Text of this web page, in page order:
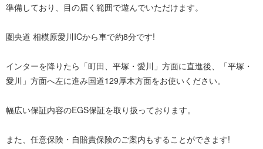
準備しており、目の届く範囲で遊んでいただけます。
圏央道 相模原愛川ICから車で約8分です!
インターを降りたら「町田、平塚・愛川」方面に直進後、「平塚・
愛川」方面へ左に進み国道129厚木方面をお使いください。
幅広い保証内容のEGS保証を取り扱っております。
また、任意保険・自賠責保険のご案内もすることができます!